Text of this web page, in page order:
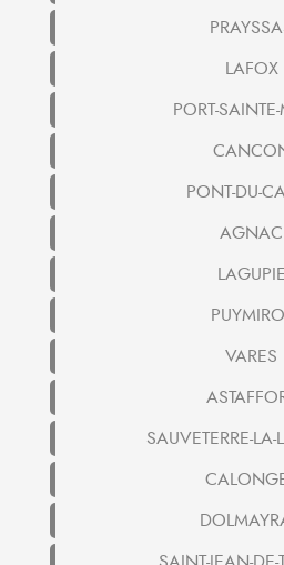
LAFOX
PORT-
PONT-DU-
AGNAC
LAGUPIE
VARES
SAUVETERRE-